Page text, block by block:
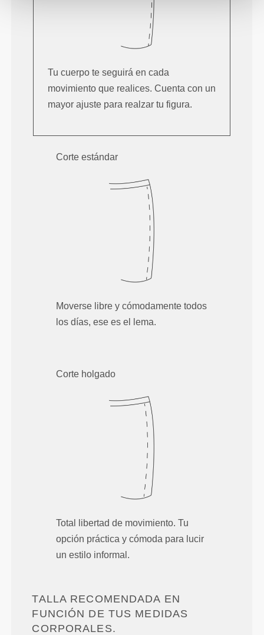
Tu cuerpo te seguirá en cada
movimiento que realices. Cuenta con un
mayor ajuste para realzar tu figura.
Corte estándar
Moverse libre y cómodamente todos
los días, ese es el lema.
Corte holgado
Total libertad de movimiento. Tu
opción práctica y cómoda para lucir
un estilo informal.
TALLA RECOMENDADA EN
FUNCIÓN DE TUS MEDIDAS
CORPORALES.